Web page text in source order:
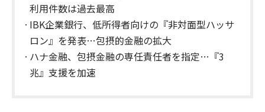
利用件数は過去最高
IBK企業銀行、低所得者向けの『非対面型ハッサ
ロン』を発表…包摂的金融の拡大
ハナ金融、包摂金融の専任責任者を指定…『3
兆』支援を加速